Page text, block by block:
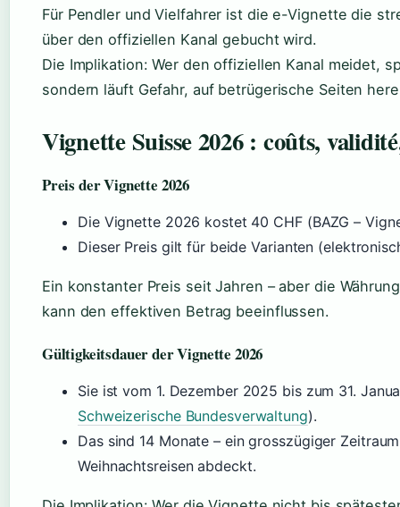
Für Pendler und Vielfahrer ist die e-Vignette die
über den offiziellen Kanal gebucht wird.
Die Implikation: Wer den offiziellen Kanal meidet,
sondern läuft Gefahr, auf betrügerische Seiten
Vignette Suisse 2026 : coûts,
Preis der Vignette 2026
Die Vignette 2026 kostet 40 CHF (BAZG –
Dieser Preis gilt für beide Varianten
Ein konstanter Preis seit Jahren – aber die
kann den effektiven Betrag beeinflussen.
Gültigkeitsdauer der Vignette 2026
Sie ist vom 1. Dezember 2025 bis zum 31.
Schweizerische Bundesverwaltung).
Das sind 14 Monate – ein grosszügiger
Weihnachtsreisen abdeckt.